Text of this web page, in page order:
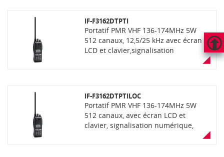
HAUT
DE
IF-F3162DTPTI
Portatif PMR VHF 136-174MHz 5W
512 canaux, 12,5/25 kHz avec écran
LCD et clavier,signalisation
IF-F3162DTPTILOC
Portatif PMR VHF 136-174MHz 5W
512 canaux, avec écran LCD et
clavier, signalisation numérique,